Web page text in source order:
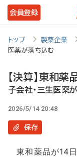
メ
イ
テ
ツ
に
会員登録
トップ 製薬企業
医薬が落ち込む
【決算】東和薬
子会社・三生医薬
2026/5/14 20:48
保存
東和薬品が14